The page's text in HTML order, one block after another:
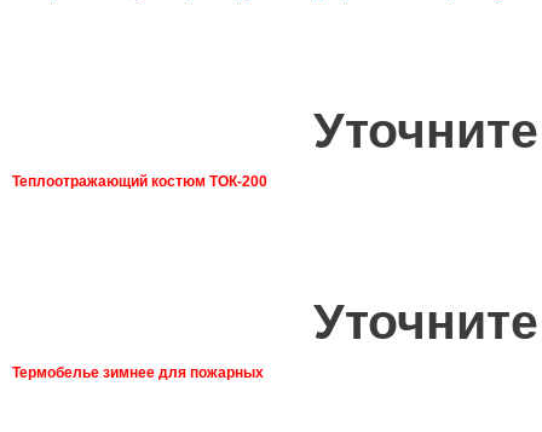
Теплоотражающий костюм ТОК-200
Термобелье зимнее для пожарных